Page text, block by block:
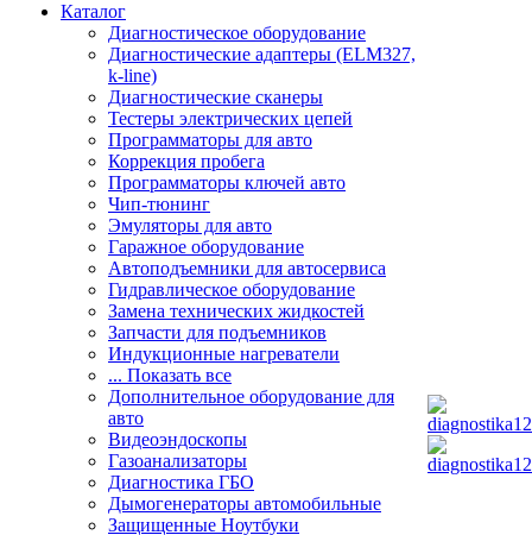
Каталог
Диагностическое оборудование
Диагностические адаптеры (ELM327,
k-line)
Диагностические сканеры
Тестеры электрических цепей
Программаторы для авто
Коррекция пробега
Программаторы ключей авто
Чип-тюнинг
Эмуляторы для авто
Гаражное оборудование
Автоподъемники для автосервиса
Гидравлическое оборудование
Замена технических жидкостей
Запчасти для подъемников
Индукционные нагреватели
... Показать все
Дополнительное оборудование для
авто
Видеоэндоскопы
Газоанализаторы
Диагностика ГБО
Дымогенераторы автомобильные
Защищенные Ноутбуки